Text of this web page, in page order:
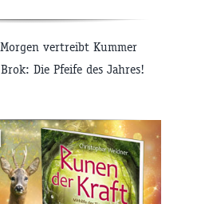
vertreibt Kummer
Die Pfeife des Jahres!